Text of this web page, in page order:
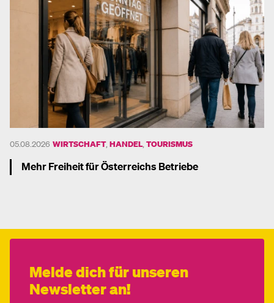
05.08.2026 WIRTSCHAFT, HANDEL, TOURISMUS
Mehr Freiheit für Österreichs Betriebe
Melde dich für unseren
Newsletter an!